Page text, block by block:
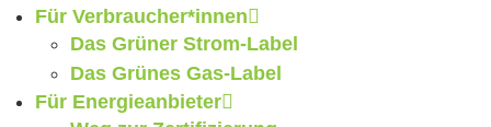
Für Verbraucher*innen
Das Grüner Strom-Label
Das Grünes Gas-Label
Für Energieanbieter